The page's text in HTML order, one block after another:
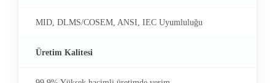
MID, DLMS/COSEM, ANSI, IEC Uyumluluğu
Üretim Kalitesi